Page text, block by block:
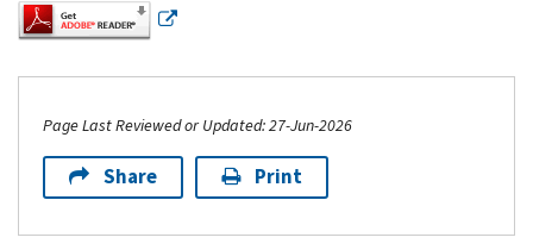
Page Last Reviewed or Updated: 27-Jun-2026
Share Print